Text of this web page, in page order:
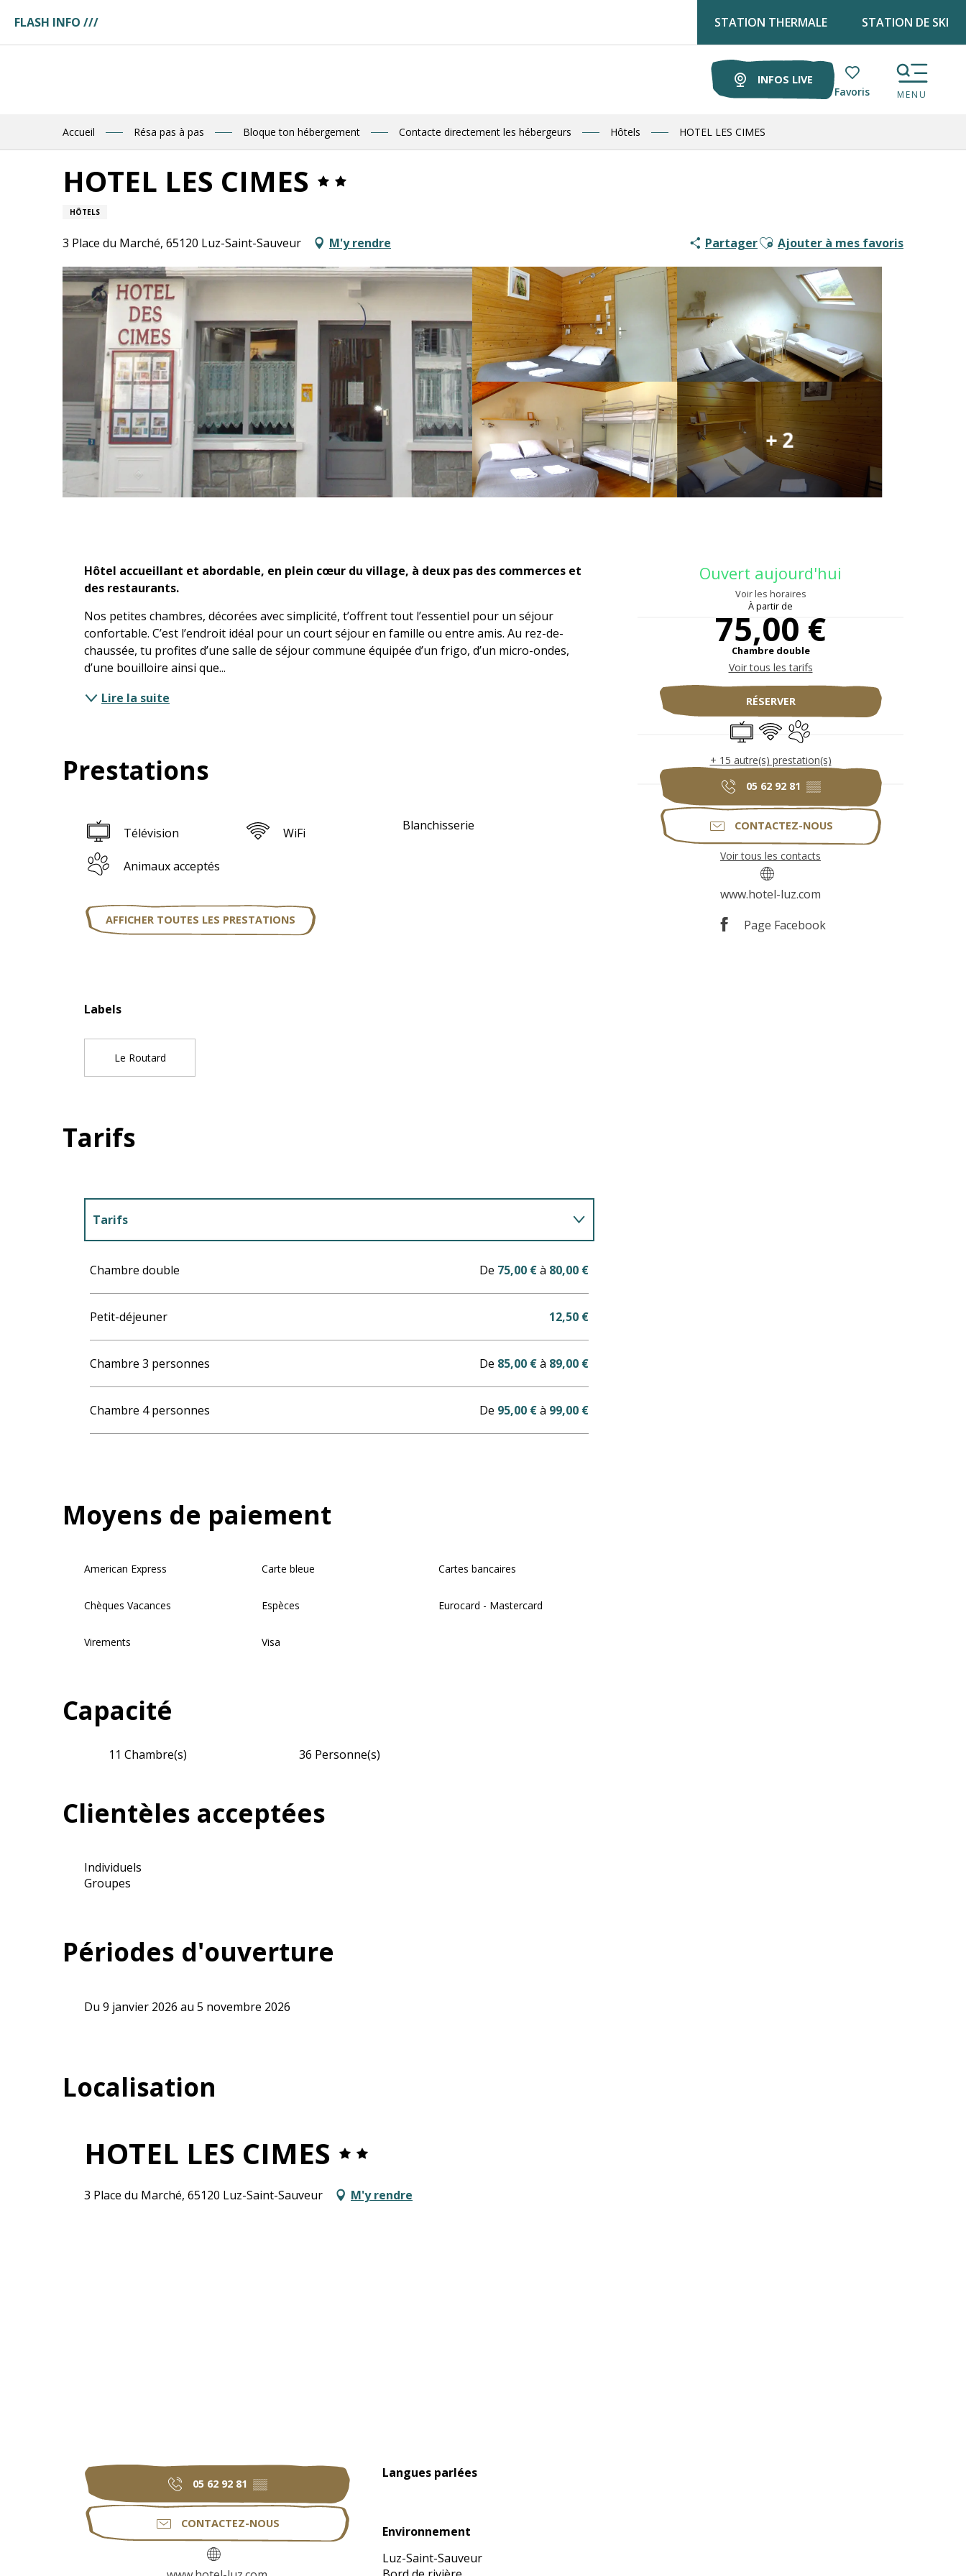
contenu
INFOS LIVE
Voir les favoris
FLASH INFO /// Retrouve Luz tourisme tous les lundis matin au marché !
STATION THERMALE STATION DE SKI
MENU
Accueil Résa pas à pas Bloque ton hébergement Contacte directement les hébergeurs Hôtels HOTEL LES CIMES
HOTEL LES CIMES
HÔTELS
3 Place du Marché, 65120 Luz-Saint-Sauveur M'y rendre PartagerAjouter aux favoris
Ajouter à mes favoris
+ 2
Ouverture et
Ouvert aujourd'hui
Voir les horaires
À partir de
75,00 €
Chambre double
Voir tous les tarifs
RÉSERVER
Télévision
WiFi Blanchisserie
Animaux acceptés
+ 15 autre(s) prestation(s)
05 62 92 81 ▒▒
CONTACTEZ-NOUS
Voir tous les contacts
www.hotel-luz.com
Page Facebook
Description
Hôtel accueillant et abordable, en plein cœur du village, à deux pas des commerces et
des restaurants.
Nos petites chambres, décorées avec simplicité, t’offrent tout l’essentiel pour un séjour
confortable. C’est l’endroit idéal pour un court séjour en famille ou entre amis. Au rez-de-
chaussée, tu profites d’une salle de séjour commune équipée d’un frigo, d’un micro-ondes,
d’une bouilloire ainsi que...
Lire la suite
Prestations
Télévision WiFi Blanchisserie
Animaux acceptés
AFFICHER TOUTES LES PRESTATIONS
Offres de prestations
Labels
Labels
Le Routard
Tarifs
Tarifs
Chambre double De 75,00 €à 80,00 €
Petit-déjeuner 12,50 €
Chambre 3 personnes De 85,00 €à 89,00 €
Chambre 4 personnes De 95,00 €à 99,00 €
Moyens de paiement
American Express Carte bleue Cartes bancaires
Chèques Vacances Espèces Eurocard - Mastercard
Virements Visa
Capacité
11 Chambre(s) 36 Personne(s)
Clientèles acceptées
Individuels
Groupes
Périodes d'ouverture
Du 9 janvier 2026 au 5 novembre 2026
Localisation
HOTEL LES CIMES
3 Place du Marché, 65120 Luz-Saint-Sauveur M'y rendre
05 62 92 81 ▒▒
CONTACTEZ-NOUS
Langues parlées
Langues parlées
Environnement
Environnement
Luz-Saint-Sauveur